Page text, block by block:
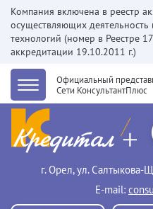
Компания включена в реестр
осуществляющих
технологий (номер в Реестре
аккредитации 19.10.2011 г.)
Официальный
Сети КонсультантПлюс
г. Орел, ул.
Е-mail: